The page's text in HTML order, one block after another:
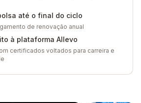
até o final do ciclo
de renovação anual
à plataforma Allevo
certificados voltados para carreira e